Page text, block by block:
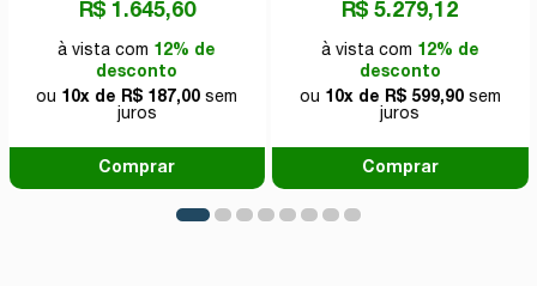
R$ 1.645,60
à vista com 12% de
desconto
ou 10x de R$ 187,00 sem
juros
Comprar
R$ 5.279,12
à vista com 12% de
desconto
ou 10x de R$ 599,90sem
juros
Comprar